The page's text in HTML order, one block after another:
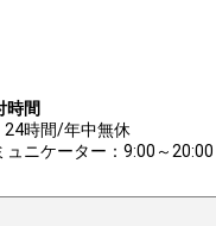
時間
24時間/年中無休
ュニケーター：9:00～20:00